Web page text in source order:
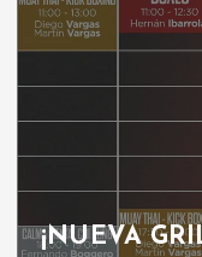
¡NUEVA